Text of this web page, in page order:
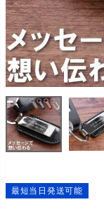
最短当日発送可能